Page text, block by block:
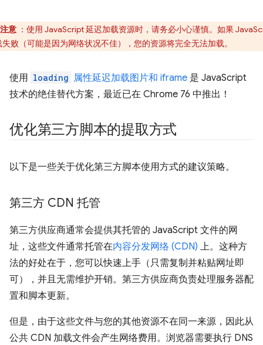
注意 ：使用 JavaScript 延迟加载资源时，请务必小心谨慎。如果
失败（可能是因为网络状况不佳），您的资源将完全无法加载。
使用 loading 属性延迟加载图片和 iframe 是 JavaScript
技术的绝佳替代方案，最近已在 Chrome 76 中推出！
优化第三方脚本的提取方式
以下是一些关于优化第三方脚本使用方式的建议策略。
第三方 CDN 托管
第三方供应商通常会提供其托管的 JavaScript 文件的网
址，这些文件通常托管在内容分发网络 (CDN) 上。这种方
法的好处在于，您可以快速上手（只需复制并粘贴网址即
可），并且无需维护开销。第三方供应商负责处理服务器配
置和脚本更新。
但是，由于这些文件与您的其他资源不在同一来源，因此从
公共 CDN 加载文件会产生网络费用。浏览器需要执行 DNS